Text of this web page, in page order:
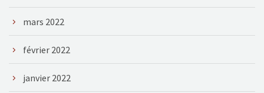
mars 2022
février 2022
janvier 2022